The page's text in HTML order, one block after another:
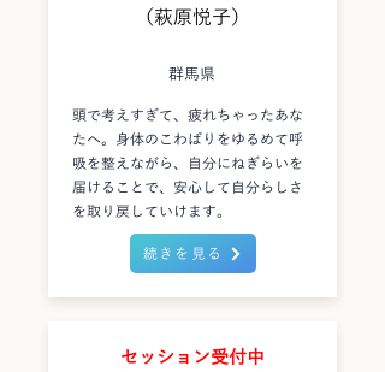
（萩原悦子）
群馬県
頭で考えすぎて、疲れちゃったあな
たへ。身体のこわばりをゆるめて呼
吸を整えながら、自分にねぎらいを
届けることで、安心して自分らしさ
を取り戻していけます。
続きを見る
セッション受付中